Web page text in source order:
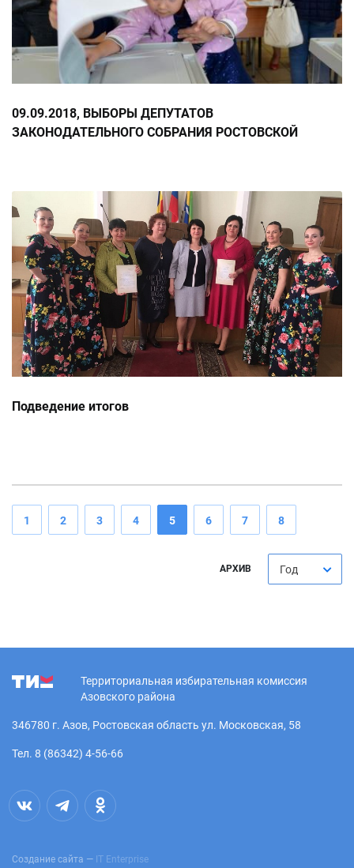
09.09.2018, ВЫБОРЫ ДЕПУТАТОВ
ЗАКОНОДАТЕЛЬНОГО СОБРАНИЯ РОСТОВСКОЙ
Подведение итогов
1 2 3 4 5 6 7 8
АРХИВ Год
Территориальная избирательная комиссия
Азовского района
346780 г. Азов, Ростовская область ул. Московская, 58
Тел. 8 (86342) 4-56-66
Создание сайта — IT Enterprise